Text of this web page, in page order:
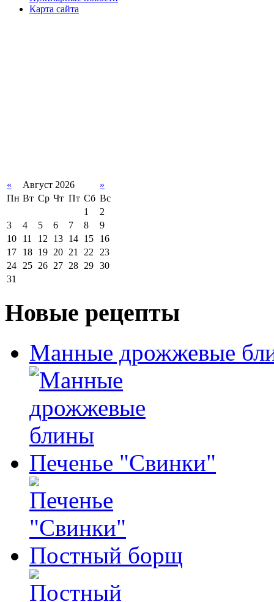
Карта сайта
« Август 2026
»
Пн Вт Ср Чт Пт Сб Вс
1
2
3
4 5 6 7 8
9
10
11 12 13 14 15
16
17
18 19 20 21 22 23
24 25 26 27 28 29 30
31
Новые рецепты
Манные дрожжевые
Печенье "Свинки"
Постный борщ